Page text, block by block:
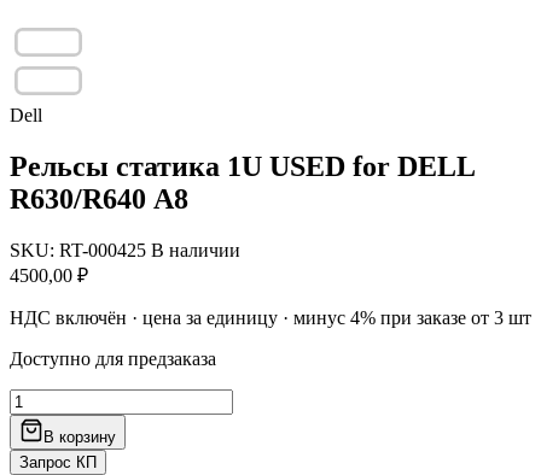
Dell
Рельсы статика 1U USED for DELL
R630/R640 А8
SKU: RT-000425 В наличии
4500,00 ₽
НДС включён · цена за единицу · минус 4% при заказе от 3 шт
Доступно для предзаказа
Количество
товара
Рельсы
статика
В корзину
Запрос КП